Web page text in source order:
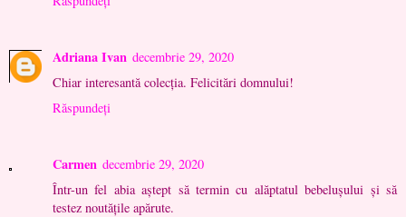
Adriana Ivan decembrie 29, 2020
Chiar interesantă colecția. Felicitări domnului!
Răspundeți
Carmen decembrie 29, 2020
Într-un fel abia aștept să termin cu alăptatul bebelușului și să
testez noutățile apărute.